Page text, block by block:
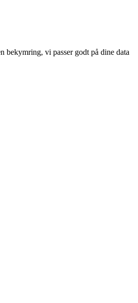
bekymring, vi passer godt på dine data